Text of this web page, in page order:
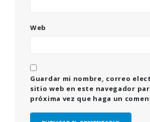
Web
Guardar mi nombre, correo
sitio web en este navegador
próxima vez que haga un